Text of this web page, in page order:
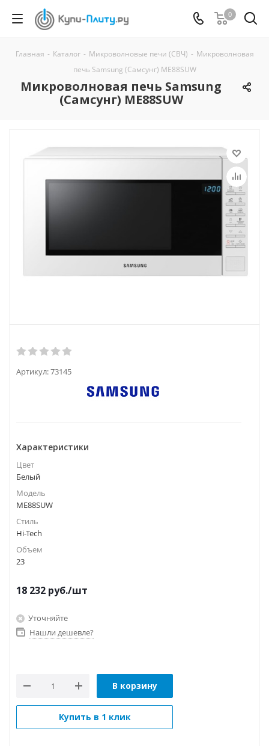
0
Главная - Каталог - Микроволновые печи (СВЧ) - Микроволновая
печь Samsung (Самсунг) ME88SUW
Микроволновая печь Samsung
(Самсунг) ME88SUW
Артикул:73145
Характеристики
Цвет
Белый
Модель
ME88SUW
Стиль
Hi-Tech
Объем
23
18 232 руб./шт
Уточняйте
Нашли дешевле?
В корзину
Купить в 1 клик